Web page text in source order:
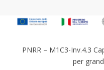
PNRR – M1C3-Inv.4.3
per